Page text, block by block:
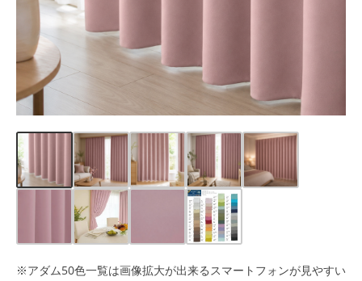
※アダム50色一覧は画像拡大が出来るスマートフォンが見やすい